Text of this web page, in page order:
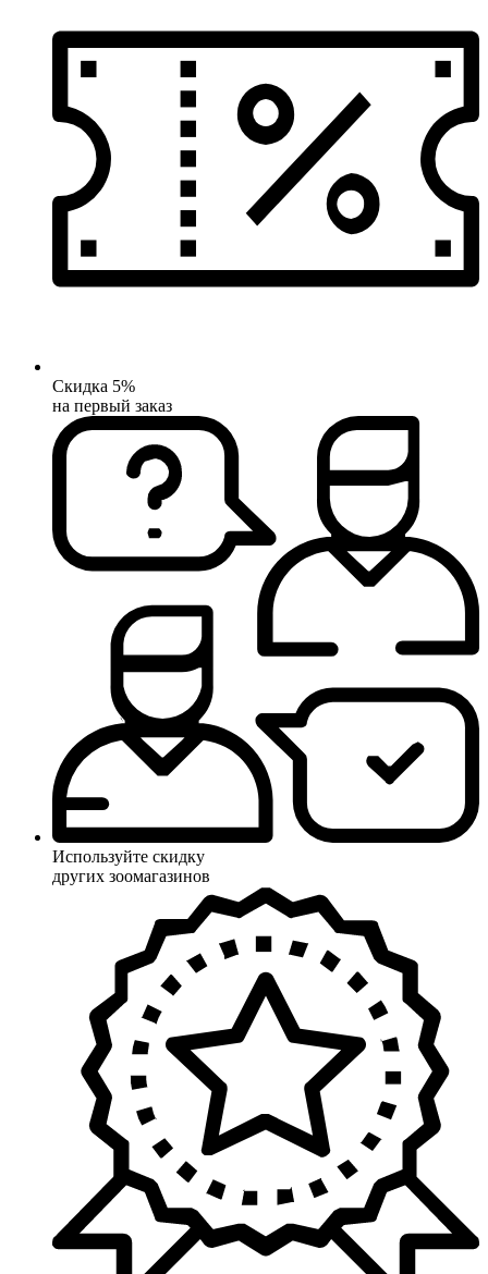
Скидка 5%
на первый заказ
Используйте скидку
других зоомагазинов